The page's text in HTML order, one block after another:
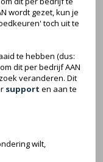
wordt gezet, kun je
toch uit te
te hebben (dus:
dit per bedrijf AAN
veranderen. Dit
support en aan te
wilt,